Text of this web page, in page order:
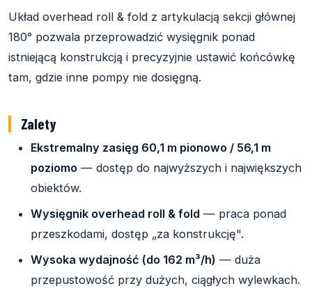
Układ overhead roll & fold z artykulacją sekcji głównej
180° pozwala przeprowadzić wysięgnik ponad
istniejącą konstrukcją i precyzyjnie ustawić końcówkę
tam, gdzie inne pompy nie dosięgną.
Zalety
Ekstremalny zasięg 60,1 m pionowo / 56,1 m
poziomo — dostęp do najwyższych i największych
obiektów.
Wysięgnik overhead roll & fold — praca ponad
przeszkodami, dostęp „za konstrukcję".
Wysoka wydajność (do 162 m³/h) — duża
przepustowość przy dużych, ciągłych wylewkach.